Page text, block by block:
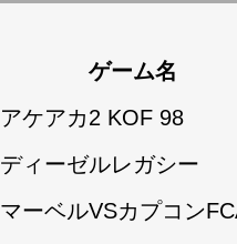
ゲーム名
アケアカ2 KOF 98
ディーゼルレガシー
マーベルVSカプコン